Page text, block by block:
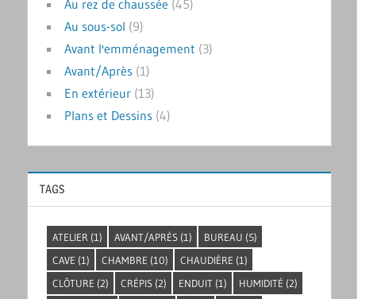
Au rez de chaussée (45)
Au sous-sol (9)
Avant l'emménagement (3)
Avant/Après (1)
En extérieur (13)
Plans et Dessins (4)
TAGS
ATELIER (1) AVANT/APRÈS(1) BUREAU (5)
CAVE (1) CHAMBRE (10) CHAUDIÈRE (1)
CLÔTURE (2) CRÉPIS(2) ENDUIT(1) HUMIDITÉ (2)